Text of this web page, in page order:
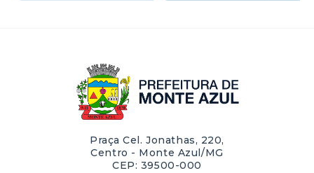
Praça Cel. Jonathas, 220,
Centro - Monte Azul/MG
CEP: 39500-000